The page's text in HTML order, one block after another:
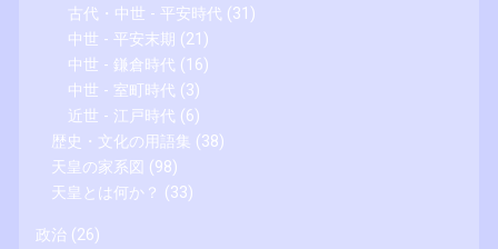
古代・中世 - 平安時代 (31)
中世 - 平安末期 (21)
中世 - 鎌倉時代 (16)
中世 - 室町時代 (3)
近世 - 江戸時代 (6)
歴史・文化の用語集 (38)
天皇の家系図 (98)
天皇とは何か？ (33)
政治 (26)